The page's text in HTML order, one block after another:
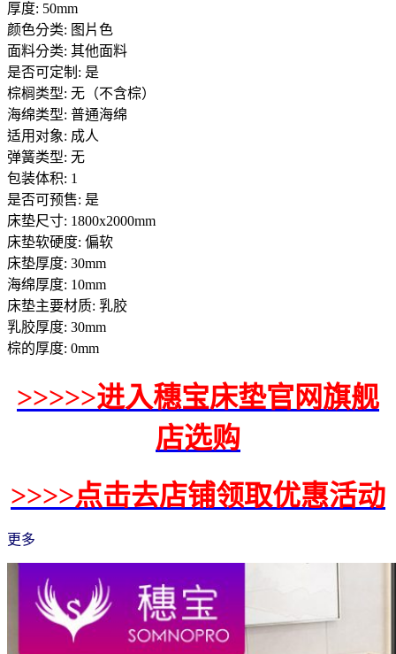
厚度: 50mm
颜色分类: 图片色
面料分类: 其他面料
是否可定制: 是
棕榈类型: 无（不含棕）
海绵类型: 普通海绵
适用对象: 成人
弹簧类型: 无
包装体积: 1
是否可预售: 是
床垫尺寸: 1800x2000mm
床垫软硬度: 偏软
床垫厚度: 30mm
海绵厚度: 10mm
床垫主要材质: 乳胶
乳胶厚度: 30mm
棕的厚度: 0mm
>>>>>进入穗宝床垫官网旗舰
店选购
>>>>点击去店铺领取优惠活动
更多